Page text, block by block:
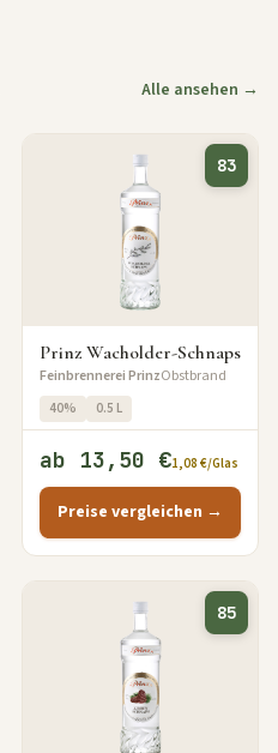
Alle ansehen →
83
Prinz Wacholder-Schnaps
Feinbrennerei PrinzObstbrand
40% 0.5 L
ab 13,50 €1,08 €/Glas
Preise vergleichen →
85